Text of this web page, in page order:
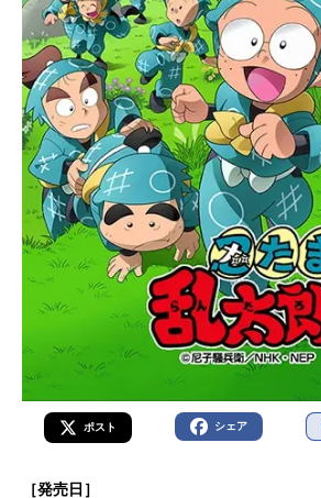
構成：浦...
ポスト シェア
［発売日］